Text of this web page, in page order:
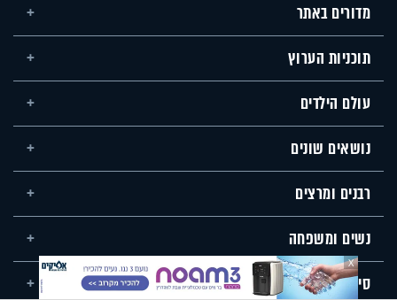
מדורים באתר
תוכניות הערוץ
עולם הילדים
נושאים שונים
רבנים ומרצים
נשים ומשפחה
סידור
X